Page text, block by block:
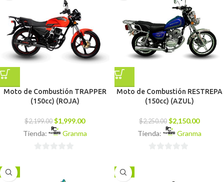
Moto de Combustión TRAPPER
(150cc) (ROJA)
$2,199.00 $1,999.00
Tienda:
Granma
Moto de Combustión RESTREPA
(150cc) (AZUL)
$2,250.00 $2,150.00
Tienda:
Granma
-4% -7%